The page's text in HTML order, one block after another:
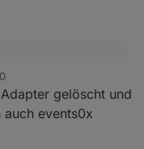
log per mail
die cam und wieder
gelöscht und
events0x